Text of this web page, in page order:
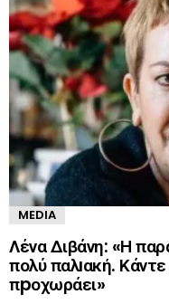
MEDIA
Λένα Διβάνη: «Η
πολύ παλıακή.
πpοχωράει»